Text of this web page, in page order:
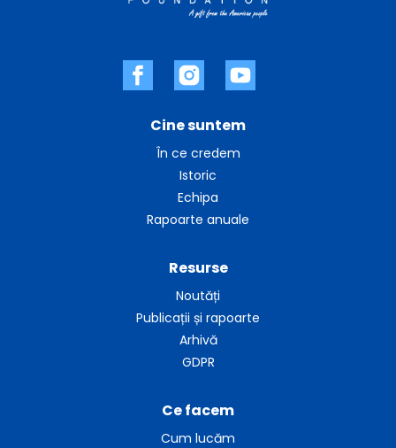
Cine suntem
În ce credem
Istoric
Echipa
Rapoarte anuale
Ce facem
Cum lucăm
Resurse
Noutăți
Publicații și rapoarte
Arhivă
GDPR